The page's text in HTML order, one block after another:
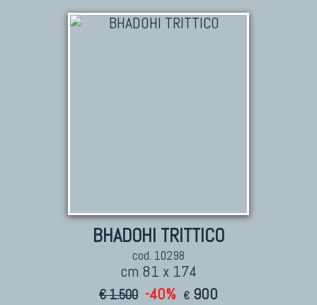
BHADOHI TRITTICO
cod. 10298
cm 81 x 174
€ 1.500 -40% € 900